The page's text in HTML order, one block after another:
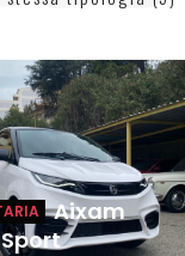
Aixam